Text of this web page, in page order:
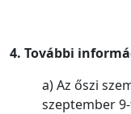
4. További
a) Az őszi
szeptember